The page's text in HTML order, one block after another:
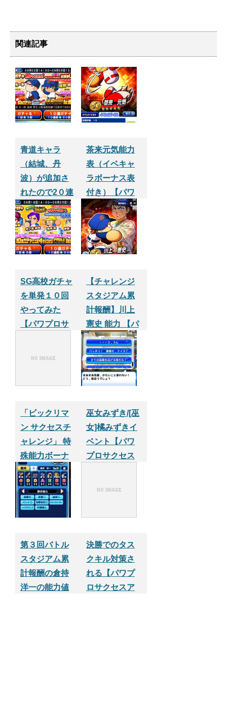
関連記事
青道キャラ
（結城、丹
波）が追加さ
れたので2０連
やってみた
Part.2【パワプ
ロサクセスア
プリ】
茶来元気能力
表（イベキャ
ラボーナス表
付き）【パワ
プロサクセス
アプリ】
SG高校ガチャ
を単発１０回
やってみた
【パワプロサ
【チャレンジ
スタジアム累
計報酬】川上
憲史 能力 【パ
ワプロサクセ
スアプリ】
「ビックリマ
ン サクセスチ
ャレンジ」 特
殊能力ボーナ
ス（金特所持
キャラ一覧）
巫女みずき/[巫
女]橘みずきイ
ベント【パワ
プロサクセス
第３回バトル
スタジアム累
計報酬の倉持
洋一の能力値
決勝でのタス
クキル対策さ
れる【パワプ
ロサクセスア